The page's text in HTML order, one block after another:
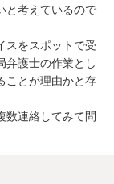
と考えているので
スをスポットで受
弁護士の作業とし
ことが理由かと存
数連絡してみて問